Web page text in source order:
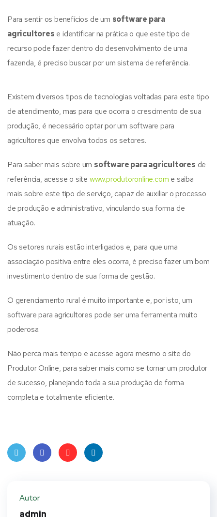
Para sentir os benefícios de um software para
agricultores e identificar na prática o que este tipo de
recurso pode fazer dentro do desenvolvimento de uma
fazenda, é preciso buscar por um sistema de referência.
Existem diversos tipos de tecnologias voltadas para este tipo
de atendimento, mas para que ocorra o crescimento de sua
produção, é necessário optar por um software para
agricultores que envolva todos os setores.
Para saber mais sobre um software para agricultores de
referência, acesse o site www.produtoronline.com e saiba
mais sobre este tipo de serviço, capaz de auxiliar o processo
de produção e administrativo, vinculando sua forma de
atuação.
Os setores rurais estão interligados e, para que uma
associação positiva entre eles ocorra, é preciso fazer um bom
investimento dentro de sua forma de gestão.
O gerenciamento rural é muito importante e, por isto, um
software para agricultores pode ser uma ferramenta muito
poderosa.
Não perca mais tempo e acesse agora mesmo o site do
Produtor Online, para saber mais como se tornar um produtor
de sucesso, planejando toda a sua produção de forma
completa e totalmente eficiente.
Autor
admin